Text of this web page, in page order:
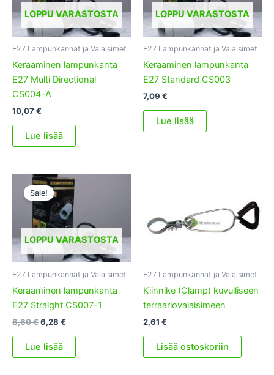
LOPPU VARASTOSTA
E27 Lampunkannat ja Valaisimet
Keraaminen lampunkanta
E27 Multi Directional
CS004-A
10,07€
Lue lisää
LOPPU VARASTOSTA
E27 Lampunkannat ja Valaisimet
Keraaminen lampunkanta
E27 Standard CS003
7,09 €
Lue lisää
LOPPU VARASTOSTA
Sale!
E27 Lampunkannat ja Valaisimet
Keraaminen lampunkanta
E27 Straight CS007-1
8,60€Alkuperäinen
oli:
8,60 €.
6,28 €
Lue lisää
E27 Lampunkannat ja Valaisimet
Kiinnike (Clamp) kuvulliseen
terraariovalaisimeen
2,61 €
Lisää ostoskoriin